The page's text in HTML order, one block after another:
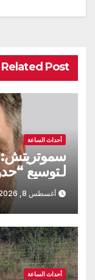
Related Post
أحداث الساعة
سموتريتش:
لـتوسيع
أغسطس 8, 2026
أحداث الساعة